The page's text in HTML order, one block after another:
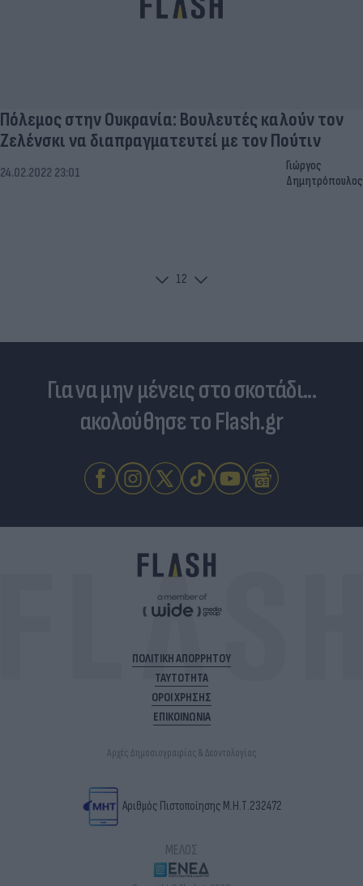
Πόλεμος στην Ουκρανία: Βουλευτές καλούν τον
Ζελένσκι να διαπραγματευτεί με τον Πούτιν
24.02.2022 23:01
Γιώργος
Δημητρόπουλος
12
Για να μην μένεις στο σκοτάδι...
ακολούθησε το Flash.gr
ΠΟΛΙΤΙΚΗ ΑΠΟΡΡΗΤΟΥ
ΤΑΥΤΟΤΗΤΑ
ΟΡΟΙ ΧΡΗΣΗΣ
ΕΠΙΚΟΙΝΩΝΙΑ
Αρχές Δημοσιογραφίας & Δεοντολογίας
Αριθμός Πιστοποίησης Μ.Η.Τ.232472
ΜΕΛΟΣ